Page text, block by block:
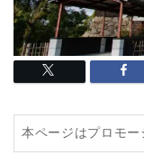
本ページはプロモ